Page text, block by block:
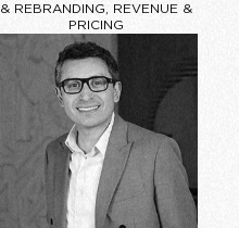
& REBRANDING, REVENUE &
PRICING